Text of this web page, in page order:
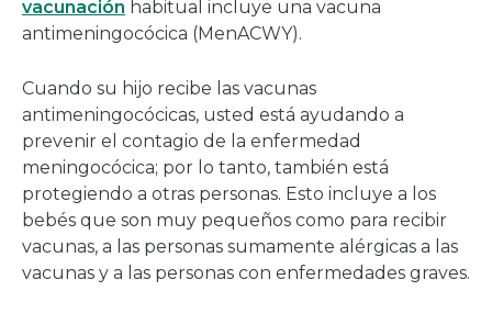
vacunación habitual incluye una vacuna
antimeningocócica (MenACWY).
Cuando su hijo recibe las vacunas
antimeningocócicas, usted está ayudando a
prevenir el contagio de la enfermedad
meningocócica; por lo tanto, también está
protegiendo a otras personas. Esto incluye a los
bebés que son muy pequeños como para recibir
vacunas, a las personas sumamente alérgicas a las
vacunas y a las personas con enfermedades graves.